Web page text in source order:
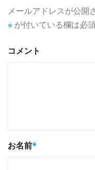
メールアドレスが公開
※ が付いている欄は必
コメント
お名前*